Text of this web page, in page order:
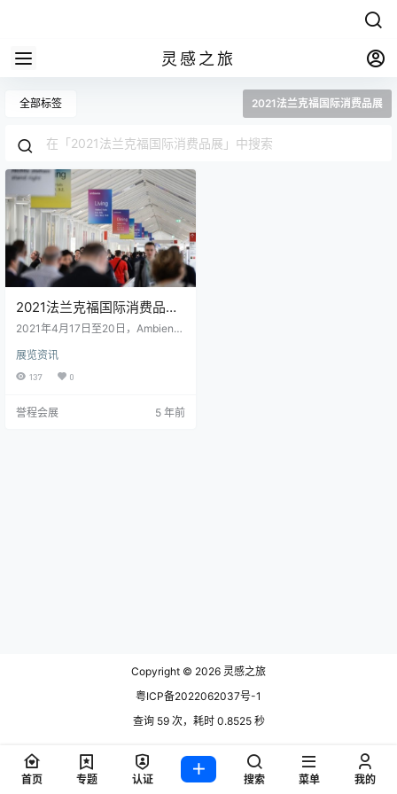
灵感之旅
全部标签 2021法兰克福国际消费品展
2021法兰克福国际消费品
展：Ambiente将与法兰克福
2021年4月17日至20日，Ambient
贸易展览会将作为联合活动以一次
国际盛会的形式在美因河畔法兰克
由于合并，事件的新日期和混合特
展览资讯
137 0
誉程会展 5 年前
Copyright © 2026 灵感之旅
粤ICP备2022062037号-1
查询 59 次，耗时 0.8525 秒
首页 专题 认证 搜索 菜单 我的